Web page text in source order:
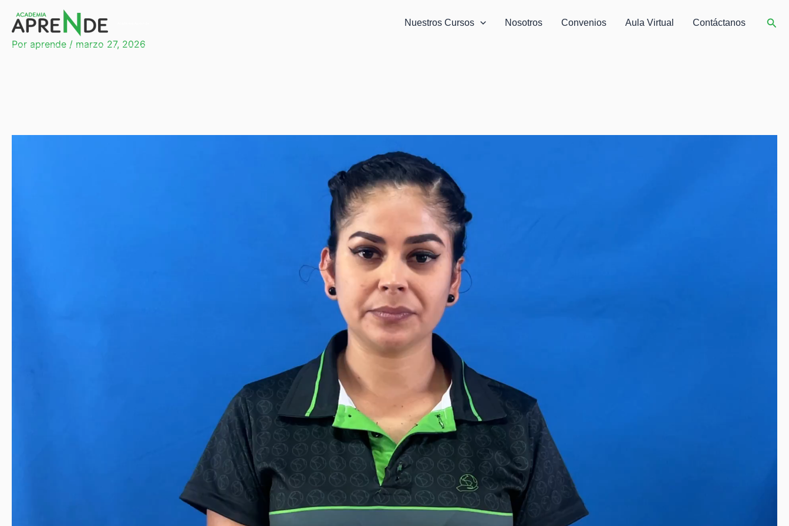
contenido
Nuestros Cursos Nosotros Convenios Aula Virtual Contáctanos
Por aprende / marzo 27, 2026